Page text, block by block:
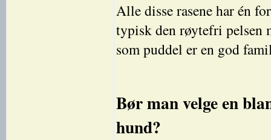
Alle disse rasene har én
typisk den røytefri pelsen
som puddel er en god
Bør man velge en
hund?